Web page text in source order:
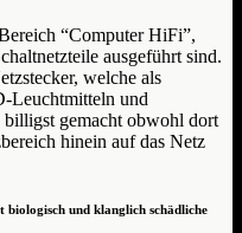
“Computer HiFi”,
ausgeführt sind.
welche als
Leuchtmitteln und
gemacht obwohl dort
hinein auf das Netz
biologisch und klanglich schädliche